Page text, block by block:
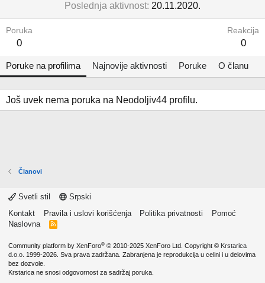
Poslednja aktivnost 20.11.2020.
Poruka
0
Reakcija
0
Poruke na profilima Najnovije aktivnosti Poruke O članu
Još uvek nema poruka na Neodoljiv44 profilu.
Članovi
Svetli stil
Srpski
Kontakt
Pravila i uslovi korišćenja Politika privatnosti
Pomoć
Naslovna
R
Community platform by XenForo® © 2010-2025 XenForo Ltd. Copyright © Krstarica
d.o.o. 1999-2026. Sva prava zadržana. Zabranjena je reprodukcija u celini i u delovima
bez dozvole.
Krstarica ne snosi odgovornost za sadržaj poruka.